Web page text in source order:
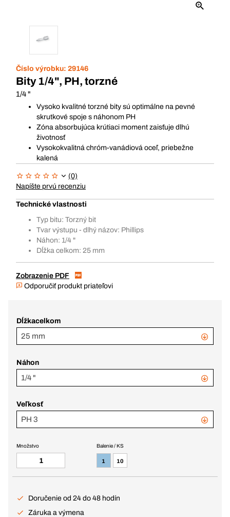
Číslo výrobku: 29146
Bity 1/4", PH, torzné
1/4 "
Vysoko kvalitné torzné bity sú optimálne na pevné
skrutkové spoje s náhonom PH
Zóna absorbujúca krútiaci moment zaisťuje dlhú
životnosť
Vysokokvalitná chróm-vanádiová oceľ, priebežne
kalená
(0)
Napíšte prvú recenziu
Technické vlastnosti
Typ bitu: Torzný bit
Tvar výstupu - dlhý názov: Phillips
Náhon: 1/4 "
Dĺžka celkom: 25 mm
Zobrazenie PDF
Odporučiť produkt priateľovi
Dĺžkacelkom
25 mm
Náhon
1/4 "
Veľkosť
PH 3
Balenie / KS
1 10
Množstvo
Doručenie od 24 do 48 hodín
Záruka a výmena